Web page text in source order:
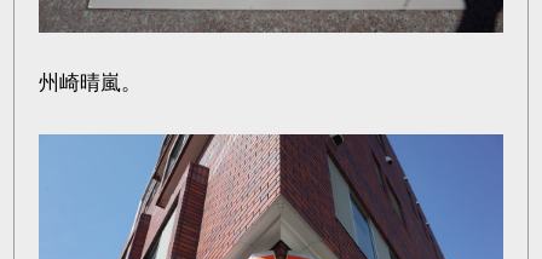
州崎晴嵐。